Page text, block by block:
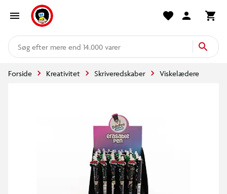
mere end 14.000 varer
Forside Kreativitet Skriveredskaber Viskelædere